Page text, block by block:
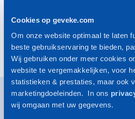
Cookies op geveke.com
Om onze website optimaal te laten
beste gebruikservaring te bieden,
Wij gebruiken onder meer cookies
website te vergemakkelijken, voor
statistieken & prestaties, maar ook
marketingdoeleinden. In ons
wij omgaan met uw gegevens.
Site renouvelé de Geveke
La pompe à rotor noyé Nikkiso
Geveke